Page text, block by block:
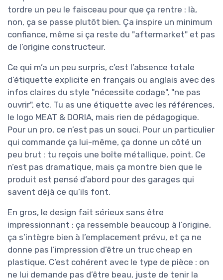
tordre un peu le faisceau pour que ça rentre : là,
non, ça se passe plutôt bien. Ça inspire un minimum
confiance, même si ça reste du "aftermarket" et pas
de l’origine constructeur.
Ce qui m’a un peu surpris, c’est l’absence totale
d’étiquette explicite en français ou anglais avec des
infos claires du style "nécessite codage", "ne pas
ouvrir", etc. Tu as une étiquette avec les références,
le logo MEAT & DORIA, mais rien de pédagogique.
Pour un pro, ce n’est pas un souci. Pour un particulier
qui commande ça lui-même, ça donne un côté un
peu brut : tu reçois une boîte métallique, point. Ce
n’est pas dramatique, mais ça montre bien que le
produit est pensé d’abord pour des garages qui
savent déjà ce qu’ils font.
En gros, le design fait sérieux sans être
impressionnant : ça ressemble beaucoup à l’origine,
ça s’intègre bien à l’emplacement prévu, et ça ne
donne pas l’impression d’être un truc cheap en
plastique. C’est cohérent avec le type de pièce : on
ne lui demande pas d’être beau, juste de tenir la